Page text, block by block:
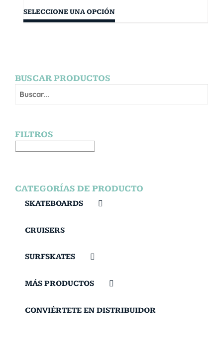
SELECCIONE UNA OPCIÓN
BUSCAR PRODUCTOS
FILTROS
CATEGORÍAS DE PRODUCTO
SKATEBOARDS
CRUISERS
SURFSKATES
MÁS PRODUCTOS
CONVIÉRTETE EN DISTRIBUIDOR